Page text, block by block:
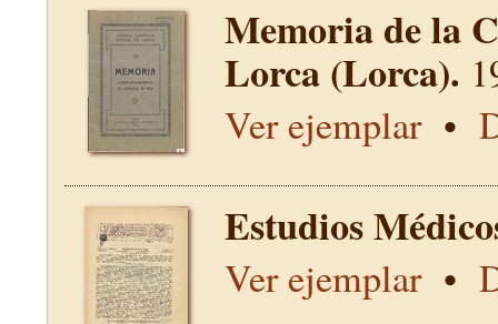
Memoria de la
Lorca (Lorca).
Ver ejemplar•
Estudios
Ver ejemplar•